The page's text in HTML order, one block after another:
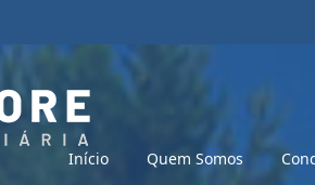
Início Quem Somos